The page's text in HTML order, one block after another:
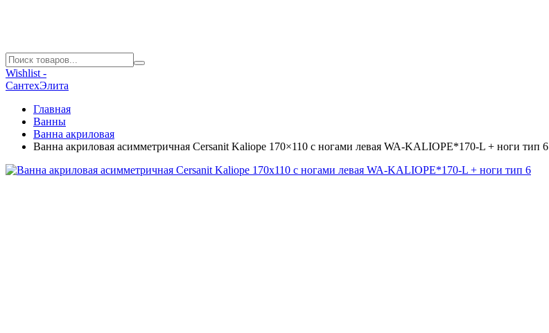
Wishlist -
СантехЭлита
Главная
Ванны
Ванна акриловая
Ванна акриловая асимметричная Cersanit Kaliope 170×110 с ногами левая WA-KALIOPE*170-L + ноги тип 6